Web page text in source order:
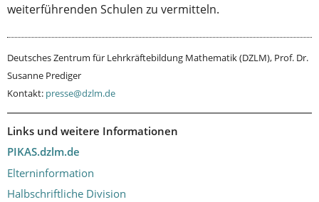
weiterführenden Schulen zu vermitteln.
Deutsches Zentrum für Lehrkräftebildung Mathematik (DZLM), Prof. Dr.
Susanne Prediger
Kontakt: presse@dzlm.de
Links und weitere Informationen
PIKAS.dzlm.de
Elterninformation
Halbschriftliche Division